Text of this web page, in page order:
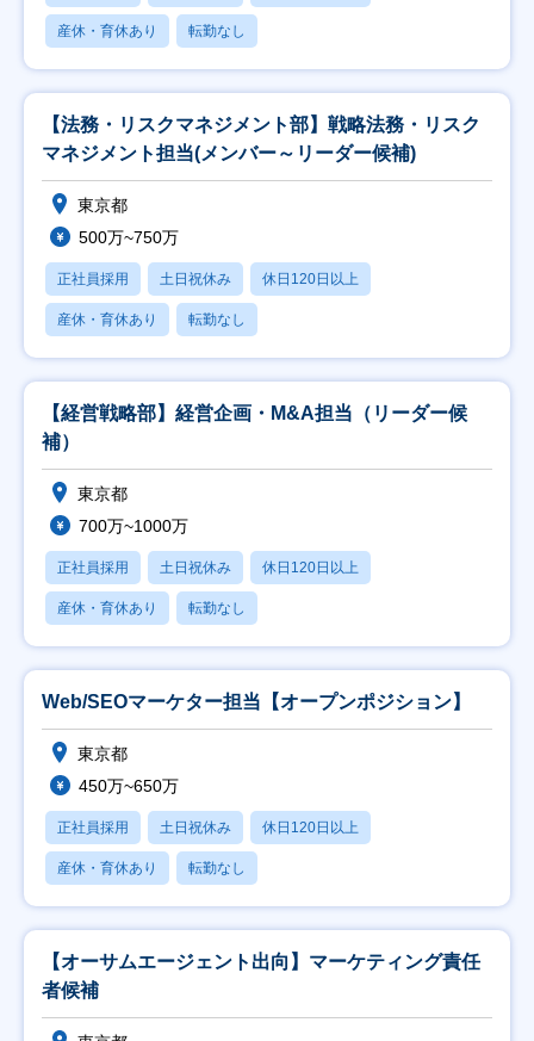
産休・育休あり 転勤なし
【法務・リスクマネジメント部】戦略法務・リスク
マネジメント担当(メンバー～リーダー候補)
東京都
500万~750万
正社員採用 土日祝休み 休日120日以上
産休・育休あり 転勤なし
【経営戦略部】経営企画・M&A担当（リーダー候
補）
東京都
700万~1000万
正社員採用 土日祝休み 休日120日以上
産休・育休あり 転勤なし
Web/SEOマーケター担当【オープンポジション】
東京都
450万~650万
正社員採用 土日祝休み 休日120日以上
産休・育休あり 転勤なし
【オーサムエージェント出向】マーケティング責任
者候補